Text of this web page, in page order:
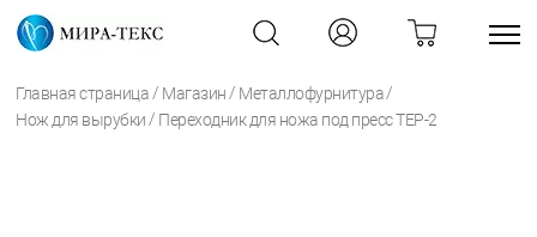
Главная страница / Магазин / Металлофурнитура /
Нож для вырубки / Переходник для ножа под пресс ТЕР-2